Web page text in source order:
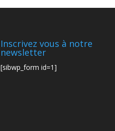
Inscrivez vous à notre
newsletter
[sibwp_form id=1]